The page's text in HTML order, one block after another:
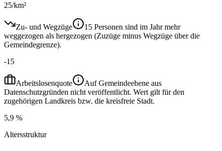
25/km²
Zu- und Wegzüge
15 Personen sind im Jahr mehr
weggezogen als hergezogen (Zuzüge minus Wegzüge über die
Gemeindegrenze).
-15
Arbeitslosenquote
Auf Gemeindeebene aus
Datenschutzgründen nicht veröffentlicht. Wert gilt für den
zugehörigen Landkreis bzw. die kreisfreie Stadt.
5,9 %
Altersstruktur